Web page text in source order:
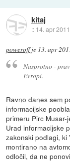
kitaj
:: 14. apr
poweroffje 13. apr
Nasprotno -
Evropi.
Ravno danes sem
informacijske
primeru Pirc
Urad informacijske
zakonski podlagi, ki
montirano na
odločil, da ne